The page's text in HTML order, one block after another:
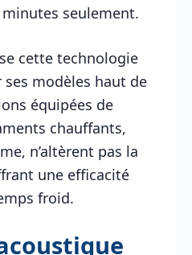
seulement.
cette technologie
modèles haut de
équipées de
chauffants,
n’altèrent pas la
une efficacité
froid.